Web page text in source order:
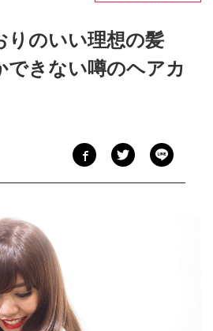
りのいい理想の髪
きない噂のヘアカ